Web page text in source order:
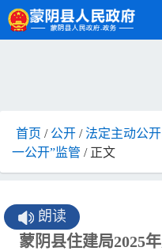
首页 / 公开 /法定主动公
一公开”监管 / 正文
朗读
蒙阴县住建局2025